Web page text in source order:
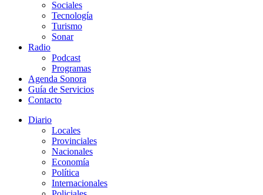
Sociales
Tecnología
Turismo
Sonar
Radio
Podcast
Programas
Agenda Sonora
Guía de Servicios
Contacto
Diario
Locales
Provinciales
Nacionales
Economía
Política
Internacionales